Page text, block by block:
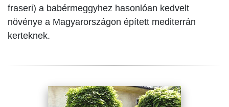
fraseri) a babérmeggyhez hasonlóan kedvelt
növénye a Magyarországon épített mediterrán
kerteknek.